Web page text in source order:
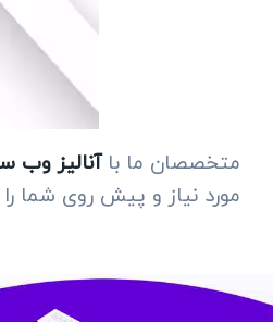
متخصصان ما باآنالیز وب
مورد نیاز و پیش روی شما